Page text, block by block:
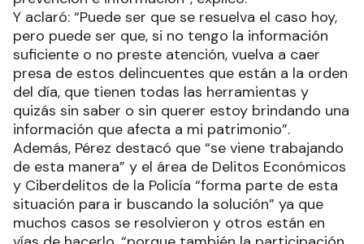
Y aclaró: “Puede ser que se resuelva el caso hoy,
pero puede ser que, si no tengo la información
suficiente o no preste atención, vuelva a caer
presa de estos delincuentes que están a la orden
del día, que tienen todas las herramientas y
quizás sin saber o sin querer estoy brindando una
información que afecta a mi patrimonio”.
Además, Pérez destacó que “se viene trabajando
de esta manera” y el área de Delitos Económicos
y Ciberdelitos de la Policía “forma parte de esta
situación para ir buscando la solución” ya que
muchos casos se resolvieron y otros están en